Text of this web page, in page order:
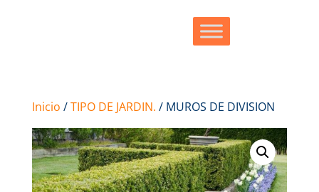
Inicio /TIPO DE JARDIN. / MUROS DE DIVISION